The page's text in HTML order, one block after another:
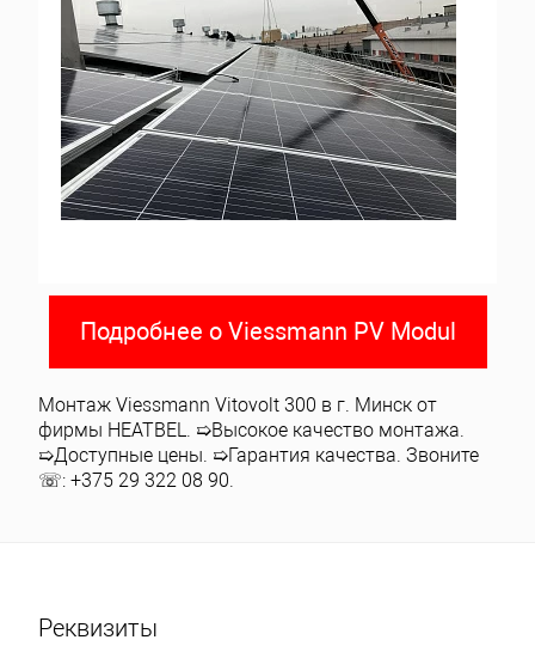
Подробнее о Viessmann PV Modul
Монтаж Viessmann Vitovolt 300 в г. Минск от
фирмы HEATBEL. ➯Высокое качество монтажа.
➯Доступные цены. ➯Гарантия качества. Звоните
☏: +375 29 322 08 90.
Реквизиты